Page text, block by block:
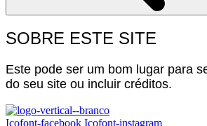
SOBRE ESTE SITE
Este pode ser um bom lugar para
do seu site ou incluir créditos.
Icofont-facebook Icofont-instagram